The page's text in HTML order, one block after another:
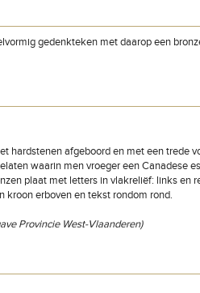
gedenkteken met daarop een
afgeboord en met een trede
waarin men vroeger een Canadese
plaat met letters in vlakreliëf: links en
kroon erboven en tekst rondom rond.
Provincie West-Vlaanderen)